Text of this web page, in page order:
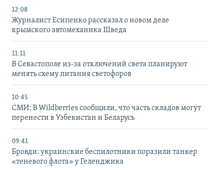
12:08
Журналист Есипенко рассказал о новом деле
крымского автомеханика Шведа
11:11
В Севастополе из-за отключений света планируют
менять схему питания светофоров
10:45
СМИ: В Wildberries сообщили, что часть складов могут
перенести в Узбекистан и Беларусь
09:41
Бровди: украинские беспилотники поразили танкер
«теневого флота» у Геленджика